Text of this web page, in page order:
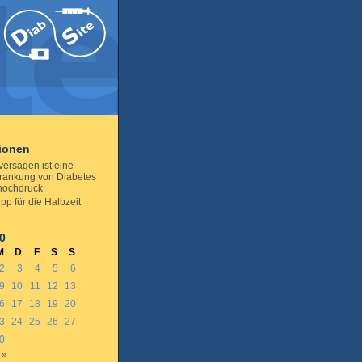
ist eine
von Diabetes
für die Halbzeit
D F S
S
2 3 4 5
6
9 10 11 12
13
17 18 19
20
24 25 26
27